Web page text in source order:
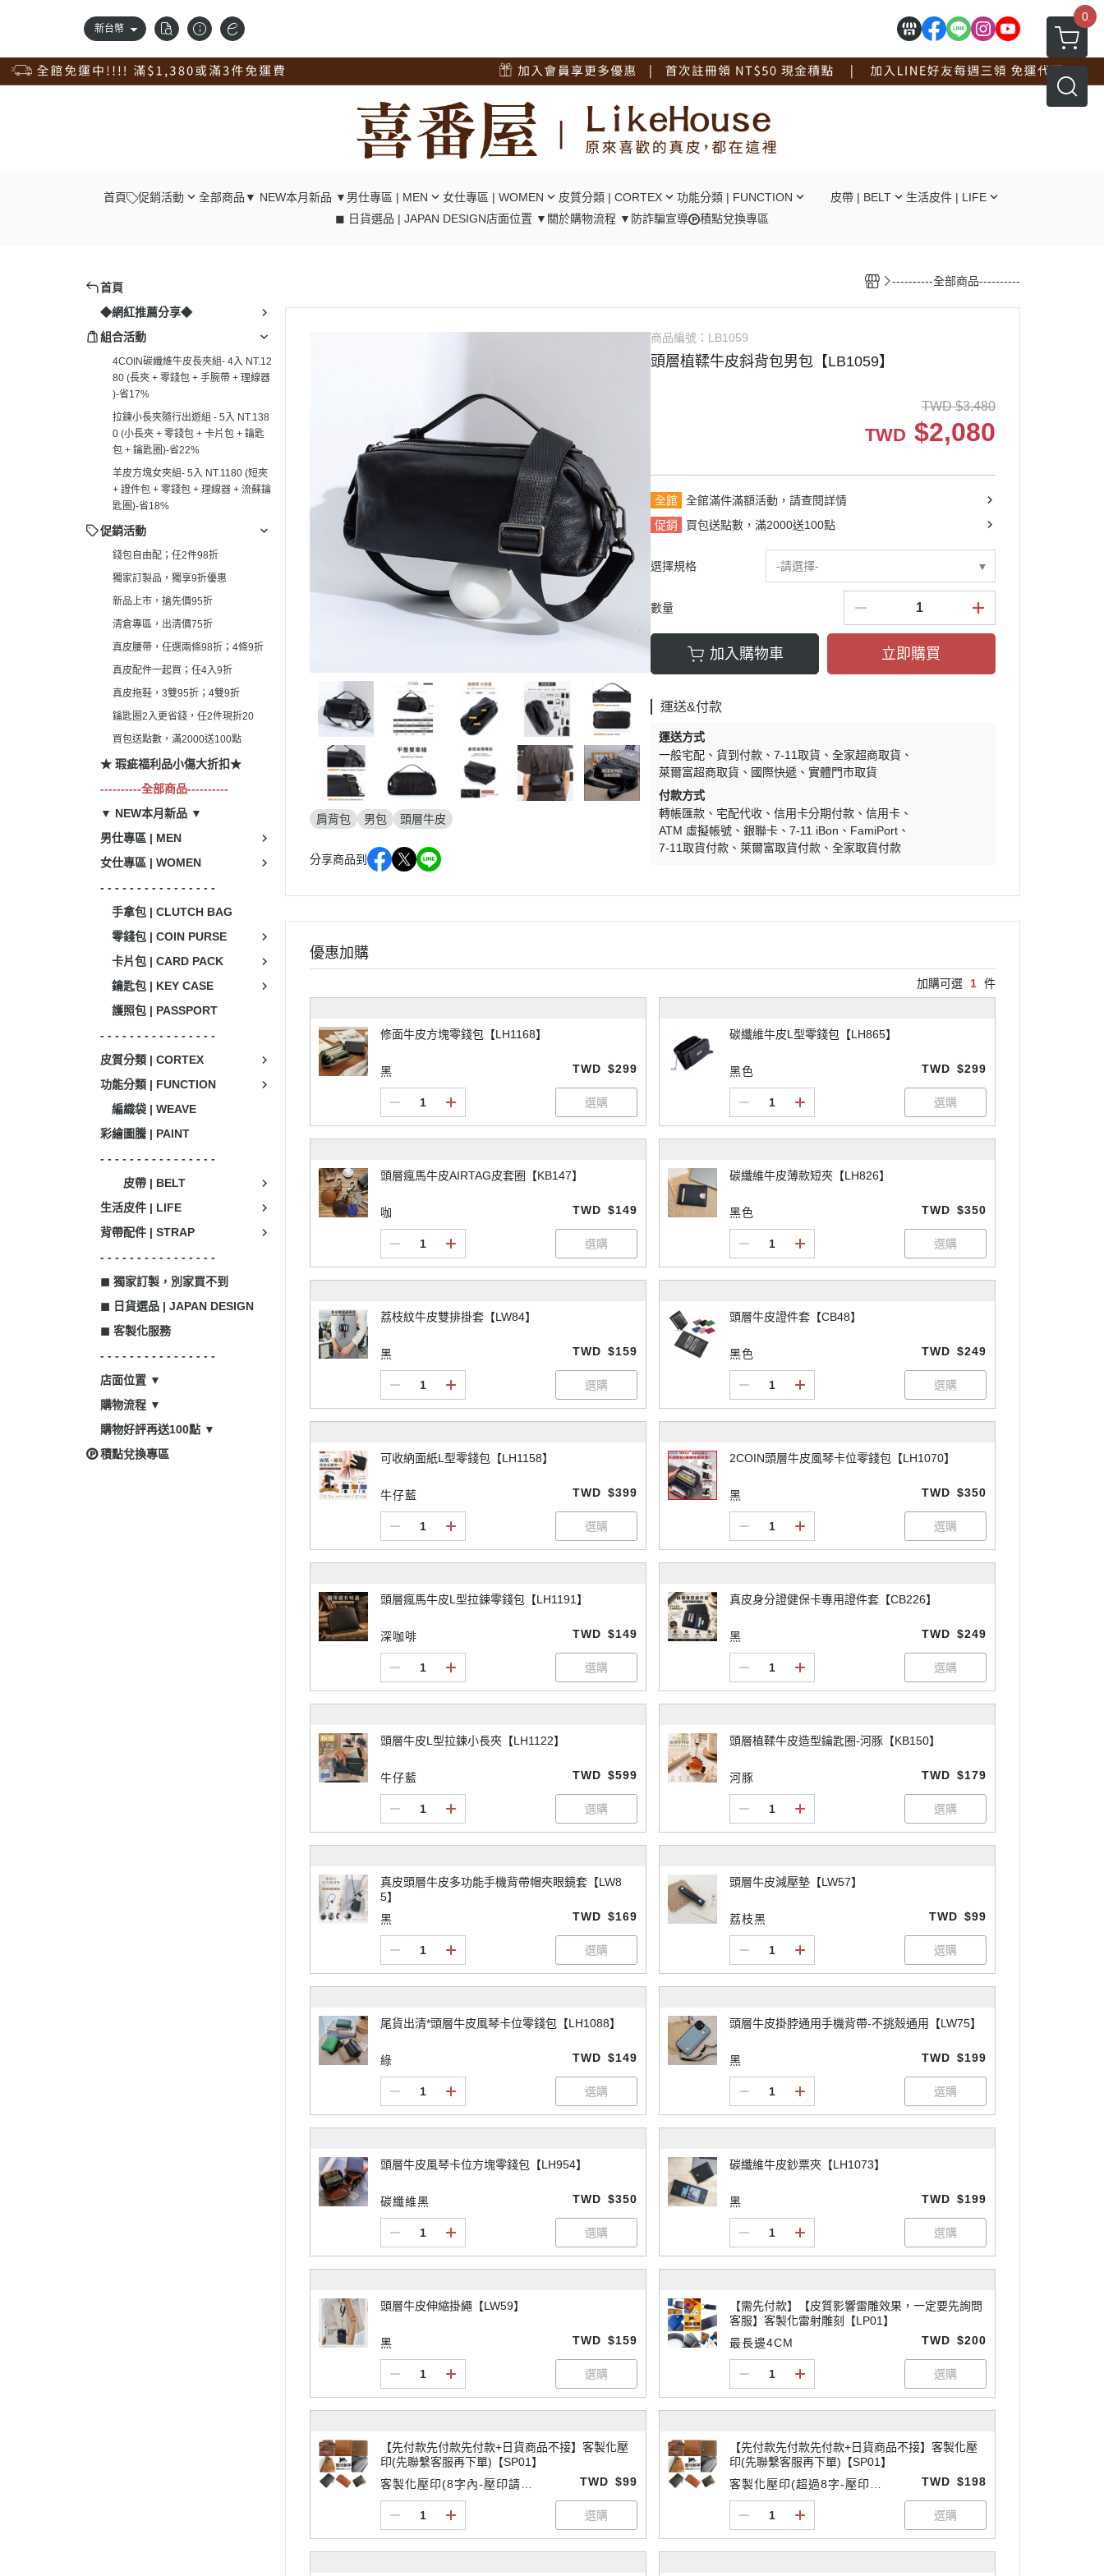
新台幣
0
首頁 促銷活動
新品上市，搶先價95折
清倉專區，出清價75折
真皮腰帶，任選兩條98折；4條9折
真皮配件一起買；任4入9折
真皮拖鞋，3雙95折；4雙9折
鑰匙圈2入更省錢，任2件現折20
買包送點數，滿2000送100點
全部商品 ▼ NEW本月新品 ▼ 男仕專區 | MEN
┕ 男仕 - 肩背包
女仕專區 | WOMEN
┕ 女仕 - 後背包
┕ 女仕 - 手提包
皮質分類 | CORTEX
┕ 碳纖維牛皮
┕ 植鞣牛皮
功能分類 | FUNCTION
┕ 翻頁卡位
┕ 風琴卡位
皮帶 | BELT
┕對釦
生活皮件 | LIFE
┕ 工作圍裙
┕ 面紙盒杯墊
┕ 線材捲線器
┕ 眼鏡收納包
┕ 手機殼系列
◼ 日貨選品 | JAPAN DESIGN店面位置 ▼ 關於購物流程 ▼ 防詐騙宣導 積點兌換專區
首頁
◆網紅推薦分享◆
組合活動
4COIN碳纖維牛皮長夾組- 4入 NT.12
80 (長夾 + 零錢包 + 手腕帶 + 理線器
)-省17%
拉鍊小長夾隨行出遊組 - 5入 NT.138
0 (小長夾 + 零錢包 + 卡片包 + 鑰匙
包 + 鑰匙圈)-省22%
羊皮方塊女夾組- 5入 NT.1180 (短夾
+ 證件包 + 零錢包 + 理線器 + 流蘇鑰
匙圈)-省18%
促銷活動
錢包自由配；任2件98折
獨家訂製品，獨享9折優惠
新品上市，搶先價95折
清倉專區，出清價75折
真皮腰帶，任選兩條98折；4條9折
真皮配件一起買；任4入9折
真皮拖鞋，3雙95折；4雙9折
鑰匙圈2入更省錢，任2件現折20
買包送點數，滿2000送100點
★ 瑕疵福利品小傷大折扣★
----------全部商品----------
▼ NEW本月新品 ▼
男仕專區 | MEN
女仕專區 | WOMEN
- - - - - - - - - - - - - - - -
手拿包 | CLUTCH BAG
零錢包 | COIN PURSE
卡片包 | CARD PACK
鑰匙包 | KEY CASE
護照包 | PASSPORT
- - - - - - - - - - - - - - - -
皮質分類 | CORTEX
功能分類 | FUNCTION
編織袋 | WEAVE
彩繪圖騰 | PAINT
- - - - - - - - - - - - - - - -
皮帶 | BELT
生活皮件 | LIFE
背帶配件 | STRAP
- - - - - - - - - - - - - - - -
◼ 獨家訂製，別家買不到
◼ 日貨選品 | JAPAN DESIGN
◼ 客製化服務
- - - - - - - - - - - - - - - -
店面位置 ▼
購物流程 ▼
購物好評再送100點 ▼
積點兌換專區
----------全部商品----------
肩背包 男包 頭層牛皮
分享商品到
商品編號： LB1059
頭層植鞣牛皮斜背包男包【LB1059】
TWD $3,480
TWD $2,080
全館
全館滿件滿額活動，請查閱詳情
促銷
買包送點數，滿2000送100點
選擇規格 -請選擇-
數量
加入購物車 立即購買
運送&付款
運送方式
一般宅配
貨到付款 7-11取貨
全家超商取貨
萊爾富超商取貨
國際快遞
實體門市取貨
付款方式
轉帳匯款
宅配代收 信用卡分期付款
信用卡
ATM 虛擬帳號
銀聯卡 7-11 iBon
FamiPort
7-11取貨付款
萊爾富取貨付款 全家取貨付款
優惠加購
加購可選 1 件
修面牛皮方塊零錢包【LH1168】
黑 TWD $299
碳纖維牛皮L型零錢包【LH865】
黑色 TWD $299
頭層瘋馬牛皮AIRTAG皮套圈【KB147】
咖 TWD $149
碳纖維牛皮薄款短夾【LH826】
黑色 TWD $350
荔枝紋牛皮雙排掛套【LW84】
黑 TWD $159
頭層牛皮證件套【CB48】
黑色 TWD $249
可收納面紙L型零錢包【LH1158】
牛仔藍 TWD $399
2COIN頭層牛皮風琴卡位零錢包【LH1070】
黑 TWD $350
頭層瘋馬牛皮L型拉鍊零錢包【LH1191】
深咖啡 TWD $149
真皮身分證健保卡專用證件套【CB226】
黑 TWD $249
頭層牛皮L型拉鍊小長夾【LH1122】
牛仔藍 TWD $599
頭層植鞣牛皮造型鑰匙圈-河豚【KB150】
河豚 TWD $179
真皮頭層牛皮多功能手機背帶帽夾眼鏡套【LW8
5】
黑
TWD $169
頭層牛皮減壓墊【LW57】
荔枝黑 TWD $99
尾貨出清*頭層牛皮風琴卡位零錢包【LH1088】
綠 TWD $149
頭層牛皮掛脖通用手機背帶-不挑殼通用【LW75】
黑 TWD $199
頭層牛皮風琴卡位方塊零錢包【LH954】
碳纖維黑 TWD $350
碳纖維牛皮鈔票夾【LH1073】
黑 TWD $199
頭層牛皮伸縮掛繩【LW59】
黑 TWD $159
【需先付款】【皮質影響雷雕效果，一定要先詢問
客服】客製化雷射雕刻【LP01】
最長邊4CM
TWD $200
【先付款先付款先付款+日貨商品不接】客製化壓
印(先聯繫客服再下單)【SP01】
客製化壓印(8字內-壓印請先
TWD $99
【先付款先付款先付款+日貨商品不接】客製化壓
印(先聯繫客服再下單)【SP01】
客製化壓印(超過8字-壓印請
TWD $198